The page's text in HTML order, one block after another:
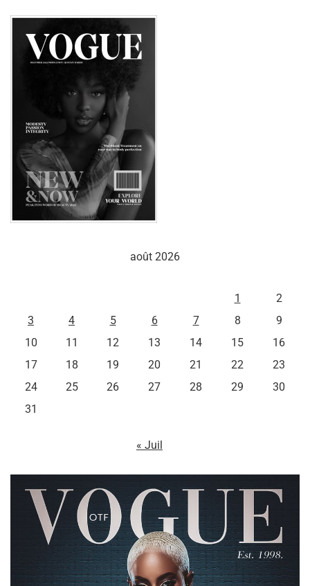
août 2026
1
2
3
4 5 6 7 8
9
10
11 12 13 14 15
16
17
18 19 20 21 22
23
24
25 26 27 28 29
30
31
« Juil